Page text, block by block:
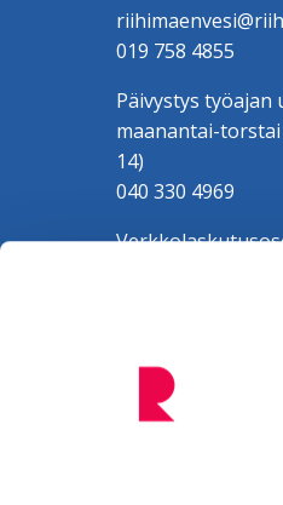
019 758 4855
Päivystys
maanantai-
14)
040 330 4969
Riihimäen